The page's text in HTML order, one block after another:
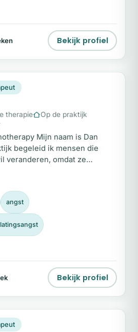
Bekijk profiel
DC
therapie
Op de praktijk
Mijn naam is Dan
begeleid ik mensen die
veranderen, omdat ze
De therapie die ik
het Engels. Ik werk met Core
een diepgaande vorm van
lichaam en geest met elkaar
angst
Bekijk profiel
GV